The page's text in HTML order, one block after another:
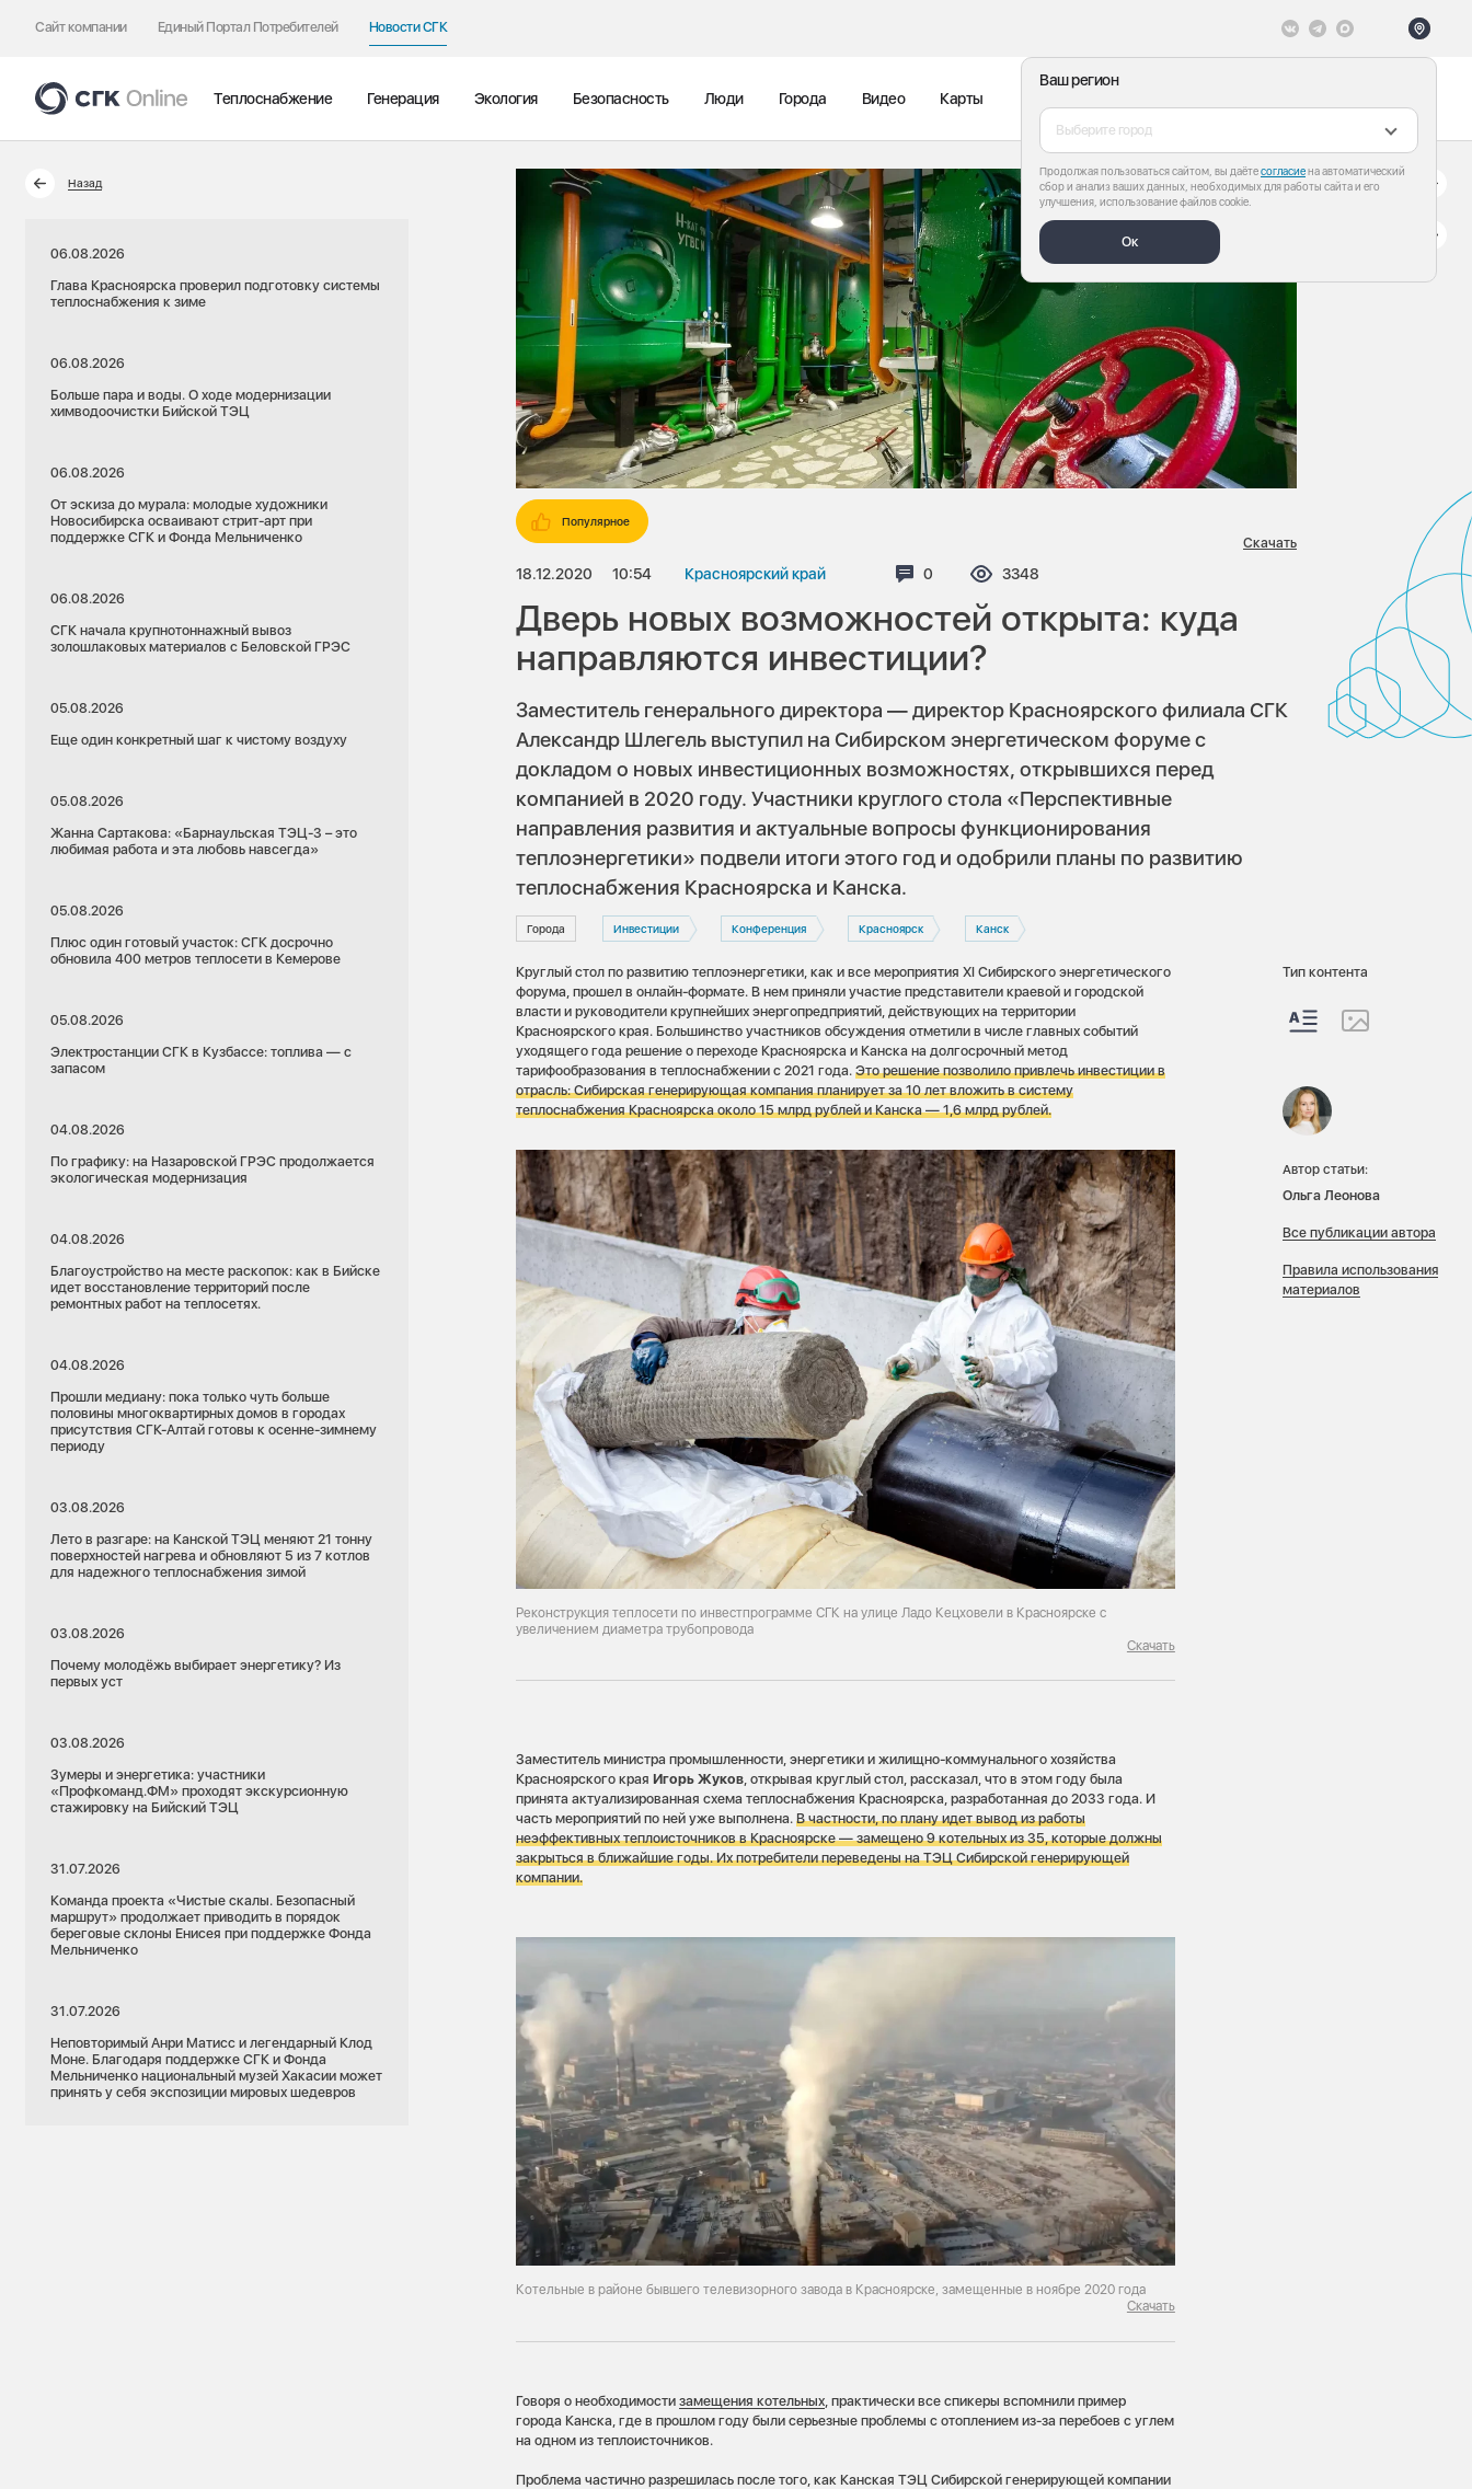
Сайт компании Единый Портал Потребителей Новости СГК
Ваш регион
Выберите город
Продолжая пользоваться сайтом, вы даётесогласиена автоматический
сбор и анализ ваших данных, необходимых для работы сайта и его
улучшения, использование файлов cookie.
Ок
Теплоснабжение Генерация Экология Безопасность Люди Города Видео Карты
Назад
06.08.2026
Глава Красноярска проверил подготовку системы
теплоснабжения к зиме
06.08.2026
Больше пара и воды. О ходе модернизации
химводоочистки Бийской ТЭЦ
06.08.2026
От эскиза до мурала: молодые художники
Новосибирска осваивают стрит-арт при
поддержке СГК и Фонда Мельниченко
06.08.2026
СГК начала крупнотоннажный вывоз
золошлаковых материалов с Беловской ГРЭС
05.08.2026
Еще один конкретный шаг к чистому воздуху
05.08.2026
Жанна Сартакова: «Барнаульская ТЭЦ-3 – это
любимая работа и эта любовь навсегда»
05.08.2026
Плюс один готовый участок: СГК досрочно
обновила 400 метров теплосети в Кемерове
05.08.2026
Электростанции СГК в Кузбассе: топлива — с
запасом
04.08.2026
По графику: на Назаровской ГРЭС продолжается
экологическая модернизация
04.08.2026
Благоустройство на месте раскопок: как в Бийске
идет восстановление территорий после
ремонтных работ на теплосетях.
04.08.2026
Прошли медиану: пока только чуть больше
половины многоквартирных домов в городах
присутствия СГК-Алтай готовы к осенне-зимнему
периоду
03.08.2026
Лето в разгаре: на Канской ТЭЦ меняют 21 тонну
поверхностей нагрева и обновляют 5 из 7 котлов
для надежного теплоснабжения зимой
03.08.2026
Почему молодёжь выбирает энергетику? Из
первых уст
03.08.2026
Зумеры и энергетика: участники
«Профкоманд.ФМ» проходят экскурсионную
стажировку на Бийский ТЭЦ
31.07.2026
Команда проекта «Чистые скалы. Безопасный
маршрут» продолжает приводить в порядок
береговые склоны Енисея при поддержке Фонда
Мельниченко
31.07.2026
Неповторимый Анри Матисс и легендарный Клод
Моне. Благодаря поддержке СГК и Фонда
Мельниченко национальный музей Хакасии может
принять у себя экспозиции мировых шедевров
Популярное
18.12.2020 10:54 Красноярский край Комментариев:
0 Просмотров:
3348
Скачать
Дверь новых возможностей открыта: куда
направляются инвестиции?
Заместитель генерального директора — директор Красноярского филиала СГК
Александр Шлегель выступил на Сибирском энергетическом форуме с
докладом о новых инвестиционных возможностях, открывшихся перед
компанией в 2020 году. Участники круглого стола «Перспективные
направления развития и актуальные вопросы функционирования
теплоэнергетики» подвели итоги этого год и одобрили планы по развитию
теплоснабжения Красноярска и Канска.
Города Инвестиции Конференция Красноярск Канск
Круглый стол по развитию теплоэнергетики, как и все мероприятия ХI Сибирского энергетического
форума, прошел в онлайн-формате. В нем приняли участие представители краевой и городской
власти и руководители крупнейших энергопредприятий, действующих на территории
Красноярского края. Большинство участников обсуждения отметили в числе главных событий
уходящего года решение о переходе Красноярска и Канска на долгосрочный метод
тарифообразования в теплоснабжении с 2021 года.Это решение позволило привлечь инвестиции в
отрасль: Сибирская генерирующая компания планирует за 10 лет вложить в систему
теплоснабжения Красноярска около 15 млрд рублей и Канска — 1,6 млрд рублей.
Реконструкция теплосети по инвестпрограмме СГК на улице Ладо Кецховели в Красноярске с
увеличением диаметра трубопровода
Скачать
Заместитель министра промышленности, энергетики и жилищно-коммунального хозяйства
Красноярского краяИгорь Жуков, открывая круглый стол, рассказал, что в этом году была
принята актуализированная схема теплоснабжения Красноярска, разработанная до 2033 года. И
часть мероприятий по ней уже выполнена.В частности, по плану идет вывод из работы
неэффективных теплоисточников в Красноярске — замещено 9 котельных из 35, которые должны
закрыться в ближайшие годы. Их потребители переведены на ТЭЦ Сибирской генерирующей
компании.
Котельные в районе бывшего телевизорного завода в Красноярске, замещенные в ноябре 2020 года
Скачать
Говоря о необходимостизамещения котельных , практически все спикеры вспомнили пример
города Канска, где в прошлом году были серьезные проблемы с отоплением из-за перебоев с углем
на одном из теплоисточников.
Проблема частично разрешилась после того, как Канская ТЭЦ Сибирской генерирующей компании
Тип контента
Автор статьи:
Ольга Леонова
Все публикации автора
Правила использования
материалов